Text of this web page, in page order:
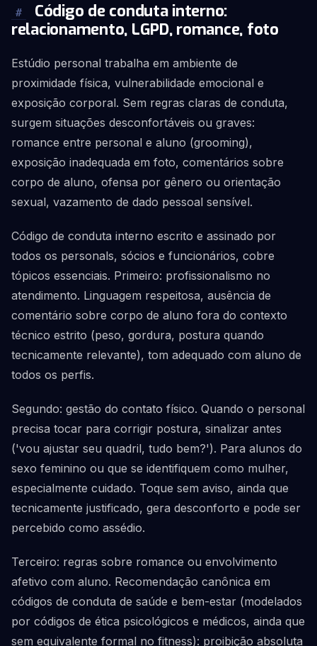
#
Código de conduta interno:
relacionamento, LGPD, romance, foto
Estúdio personal trabalha em ambiente de
proximidade física, vulnerabilidade emocional e
exposição corporal. Sem regras claras de conduta,
surgem situações desconfortáveis ou graves:
romance entre personal e aluno (grooming),
exposição inadequada em foto, comentários sobre
corpo de aluno, ofensa por gênero ou orientação
sexual, vazamento de dado pessoal sensível.
Código de conduta interno escrito e assinado por
todos os personals, sócios e funcionários, cobre
tópicos essenciais. Primeiro: profissionalismo no
atendimento. Linguagem respeitosa, ausência de
comentário sobre corpo de aluno fora do contexto
técnico estrito (peso, gordura, postura quando
tecnicamente relevante), tom adequado com aluno de
todos os perfis.
Segundo: gestão do contato físico. Quando o personal
precisa tocar para corrigir postura, sinalizar antes
('vou ajustar seu quadril, tudo bem?'). Para alunos do
sexo feminino ou que se identifiquem como mulher,
especialmente cuidado. Toque sem aviso, ainda que
tecnicamente justificado, gera desconforto e pode ser
percebido como assédio.
Terceiro: regras sobre romance ou envolvimento
afetivo com aluno. Recomendação canônica em
códigos de conduta de saúde e bem-estar (modelados
por códigos de ética psicológicos e médicos, ainda que
sem equivalente formal no fitness): proibição absoluta